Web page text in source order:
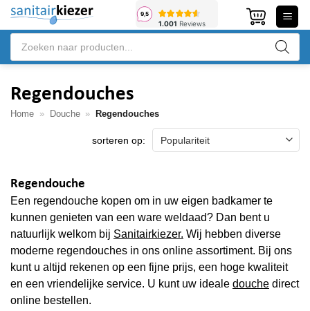
Ga
inhoud
Producten
zoeken
Regendouches
Home » Douche » Regendouches
Regendouche
Een regendouche kopen om in uw eigen badkamer te
kunnen genieten van een ware weldaad? Dan bent u
natuurlijk welkom bij Sanitairkiezer. Wij hebben diverse
moderne regendouches in ons online assortiment. Bij ons
kunt u altijd rekenen op een fijne prijs, een hoge kwaliteit
en een vriendelijke service. U kunt uw ideale douche direct
online bestellen.